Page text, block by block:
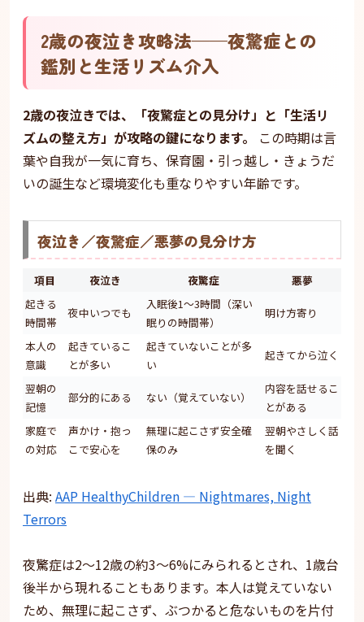
2歳の夜泣き攻略法——夜驚症との
鑑別と生活リズム介入
2歳の夜泣きでは、「夜驚症との見分け」と「生活リ
ズムの整え方」が攻略の鍵になります。
この時期は言
葉や自我が一気に育ち、保育園・引っ越し・きょうだ
いの誕生など環境変化も重なりやすい年齢です。
夜泣き／夜驚症／悪夢の見分け方
項目 夜泣き 夜驚症
悪夢
起きる
時間帯
夜中いつでも
入眠後1〜3時間（深い
眠りの時間帯）
明け方寄り
本人の
意識
起きているこ
とが多い
起きていないことが多
い
起きてから泣く
翌朝の
記憶
部分的にある ない（覚えていない）
内容を話せるこ
とがある
家庭で
の対応
声かけ・抱っ
こで安心を
無理に起こさず安全確
保のみ
翌朝やさしく話
を聞く
出典: AAP HealthyChildren — Nightmares, Night
Terrors
夜驚症は2〜12歳の約3〜6%にみられるとされ、1歳台
後半から現れることもあります。本人は覚えていない
ため、無理に起こさず、ぶつかると危ないものを片付